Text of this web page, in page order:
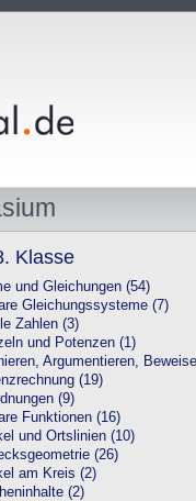
Klasse
und Gleichungen (54)
Gleichungssysteme (7)
Zahlen (3)
und Potenzen (1)
Argumentieren,
(19)
(9)
Funktionen (16)
und Ortslinien (10)
(26)
am Kreis (2)
(2)